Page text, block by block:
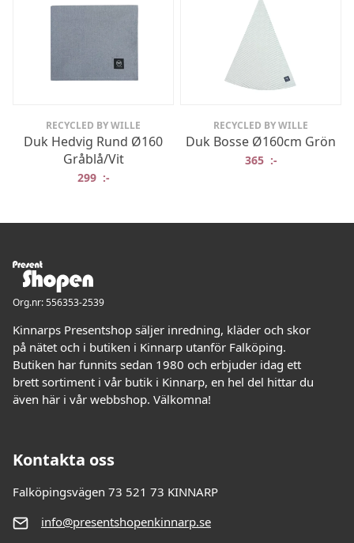
RECYCLED BY WILLE
Duk Hedvig Rund Ø160
Gråblå/Vit
299 :-
RECYCLED BY WILLE
Duk Bosse Ø160cm Grön
365 :-
Org.nr: 556353-2539
Kinnarps Presentshop säljer inredning, kläder och skor
på nätet och i butiken i Kinnarp utanför Falköping.
Butiken har funnits sedan 1980 och erbjuder idag ett
brett sortiment i vår butik i Kinnarp, en hel del hittar du
även här i vår webbshop. Välkomna!
Kontakta oss
Falköpingsvägen 73 521 73 KINNARP
info@presentshopenkinnarp.se